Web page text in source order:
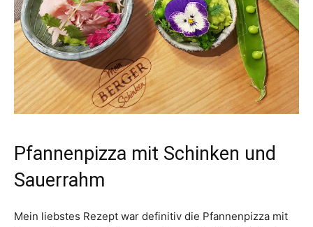
Pfannenpizza mit Schinken und
Sauerrahm
Mein liebstes Rezept war definitiv die Pfannenpizza mit